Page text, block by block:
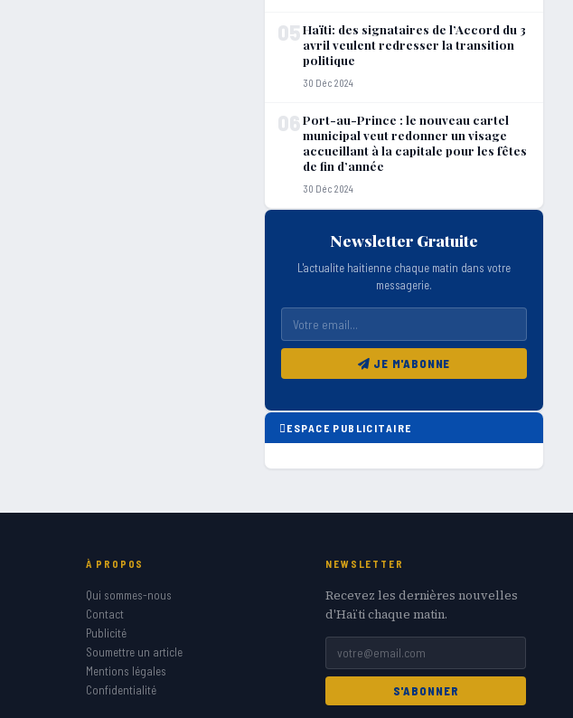
05Haïti: des signataires de l’Accord du 3
avril veulent redresser la transition
politique
30 Déc 2024
06Port-au-Prince : le nouveau cartel
municipal veut redonner un visage
accueillant à la capitale pour les fêtes
de fin d’année
30 Déc 2024
Newsletter Gratuite
L'actualite haitienne chaque matin dans votre
messagerie.
JE M'ABONNE
ESPACE PUBLICITAIRE
À PROPOS
Qui sommes-nous
Contact
Publicité
Soumettre un article
Mentions légales
Confidentialité
NEWSLETTER
Recevez les dernières nouvelles
d'Haïti chaque matin.
S'ABONNER